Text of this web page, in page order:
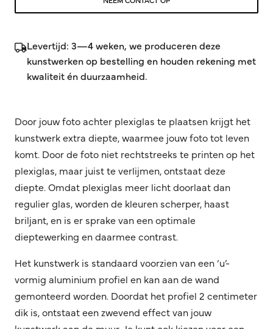
Levertijd: 3—4 weken, we produceren deze
kunstwerken op bestelling en houden rekening met
kwaliteit én duurzaamheid.
Door jouw foto achter plexiglas te plaatsen krijgt het
kunstwerk extra diepte, waarmee jouw foto tot leven
komt. Door de foto niet rechtstreeks te printen op het
plexiglas, maar juist te verlijmen, ontstaat deze
diepte. Omdat plexiglas meer licht doorlaat dan
regulier glas, worden de kleuren scherper, haast
briljant, en is er sprake van een optimale
dieptewerking en daarmee contrast.
Het kunstwerk is standaard voorzien van een ‘u’-
vormig aluminium profiel en kan aan de wand
gemonteerd worden. Doordat het profiel 2 centimeter
dik is, ontstaat een zwevend effect van jouw